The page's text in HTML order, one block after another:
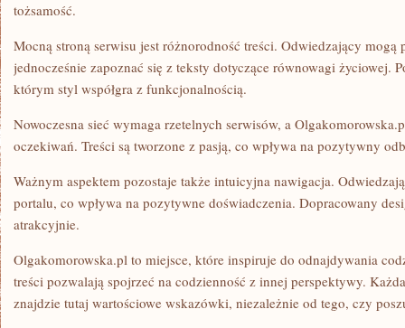
tożsamość.
Mocną stroną serwisu jest różnorodność treści. Odwiedzający mogą
jednocześnie zapoznać się z teksty dotyczące równowagi życiowej.
którym styl współgra z funkcjonalnością.
Nowoczesna sieć wymaga rzetelnych serwisów, a
oczekiwań. Treści są tworzone z pasją, co wpływa na pozytywny
Ważnym aspektem pozostaje także intuicyjna nawigacja.
portalu, co wpływa na pozytywne doświadczenia. Dopracowany
atrakcyjnie.
Olgakomorowska.pl to miejsce, które inspiruje do odnajdywania
treści pozwalają spojrzeć na codzienność z innej perspektywy.
znajdzie tutaj wartościowe wskazówki, niezależnie od tego, czy